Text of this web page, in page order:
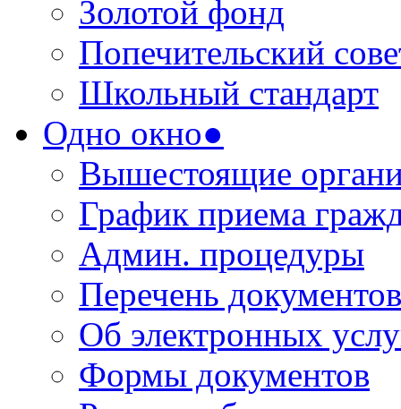
Золотой фонд
Попечительский
Школьный стандарт
Одно окно●
Вышестоящие
График приема
Админ. процедуры
Перечень документов
Об электронных
Формы документов